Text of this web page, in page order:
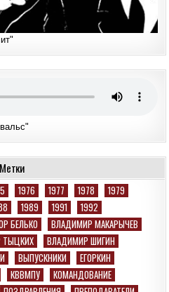
Метки
1976 1977 1978
1979
1989 1991
1992
БЕЛЬКО
ВЛАДИМИР МАКАРЫЧЕВ
ТЫЦКИХ
ВЛАДИМИР ШИГИН
ВЫПУСКНИКИ
ЕГОРКИН
КВВМПУ
КОМАНДОВАНИЕ